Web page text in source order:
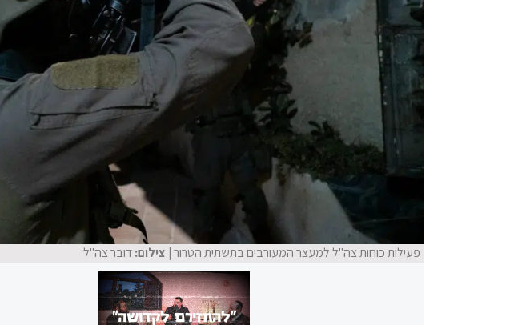
פעילות כוחות צה"ל למעצר המעורבים בתשתית הטרור| צילום:דובר צה"ל